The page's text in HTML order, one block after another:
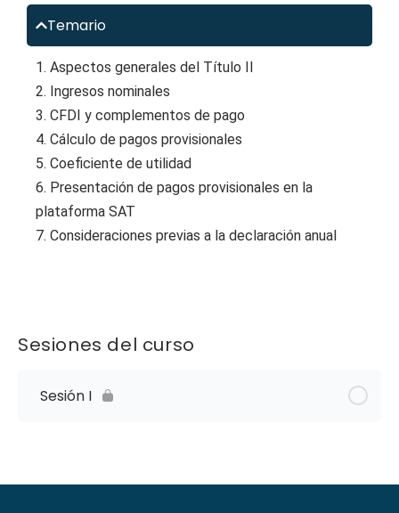
Temario
1. Aspectos generales del Título II
2. Ingresos nominales
3. CFDI y complementos de pago
4. Cálculo de pagos provisionales
5. Coeficiente de utilidad
6. Presentación de pagos provisionales en la
plataforma SAT
7. Consideraciones previas a la declaración anual
Sesiones del curso
Sesión I